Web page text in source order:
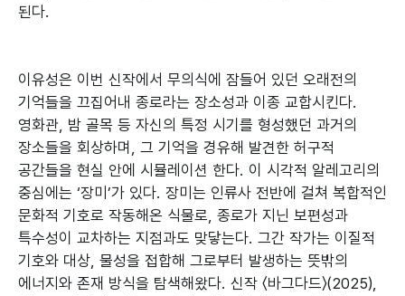
된다.
이유성은 이번 신작에서 무의식에 잠들어 있던 오래전의
기억들을 끄집어내 종로라는 장소성과 이종 교합시킨다.
영화관, 밤 골목 등 자신의 특정 시기를 형성했던 과거의
장소들을 회상하며, 그 기억을 경유해 발견한 허구적
공간들을 현실 안에 시뮬레이션 한다. 이 시각적 알레고리의
중심에는 ‘장미’가 있다. 장미는 인류사 전반에 걸쳐 복합적인
문화적 기호로 작동해온 식물로, 종로가 지닌 보편성과
특수성이 교차하는 지점과도 맞닿는다. 그간 작가는 이질적
기호와 대상, 물성을 접합해 그로부터 발생하는 뜻밖의
에너지와 존재 방식을 탐색해왔다. 신작 〈바그다드〉(2025),